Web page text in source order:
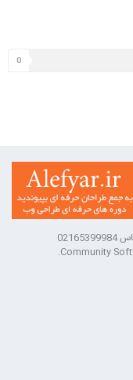
0
Community